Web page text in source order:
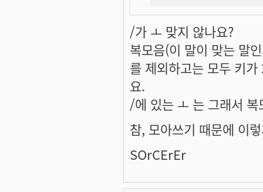
/가 ㅗ 맞지 않나요?
복모음(이 말이 맞는 말
를 제외하고는 모두 키
요.
/에 있는 ㅗ 는 그래서
참, 모아쓰기 때문에 이
SOrCErEr